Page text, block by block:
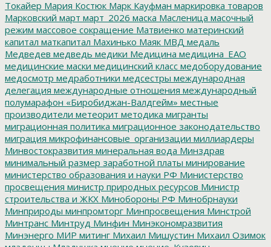
Токайер Мария Костюк Марк Кауфман маркировка товаров
Марковский март март_2026 маска Масленица масочный
режим массовое сокращение Матвиенко материнский
капитал маткапитал Махинько Маяк МВД медаль
Медведев медведь медики Медицина медицина_ЕАО
медицинские маски медицинский класс медоборудование
медосмотр медработники медсестры международная
делегация международные отношения международный
полумарафон «Биробиджан-Валдгейм» местные
производители метеорит методика мигранты
миграционная политика миграционное законодательство
миграция микрофинансовые_организации миллиардеры
Минвостокразвития минеральная вода Минздрав
минимальный размер заработной платы минирование
министерство образования и науки РФ Министерство
просвещения министр природных ресурсов Министр
строительства и ЖКХ Минобороны РФ Минобрнауки
Минприроды минпромторг Минпросвещения Минстрой
Минтранс Минтруд Минфин Минэкономразвития
Минэнерго МИР митинг Михаил Мишустин Михаил Озимок